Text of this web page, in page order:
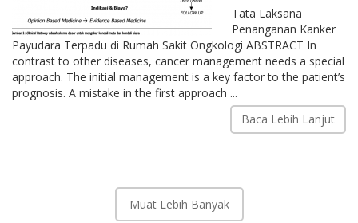
Tata Laksana
Penanganan Kanker
Payudara Terpadu di Rumah Sakit Ongkologi ABSTRACT In
contrast to other diseases, cancer management needs a special
approach. The initial management is a key factor to the patient’s
prognosis. A mistake in the first approach ...
Baca Lebih Lanjut
Muat Lebih Banyak